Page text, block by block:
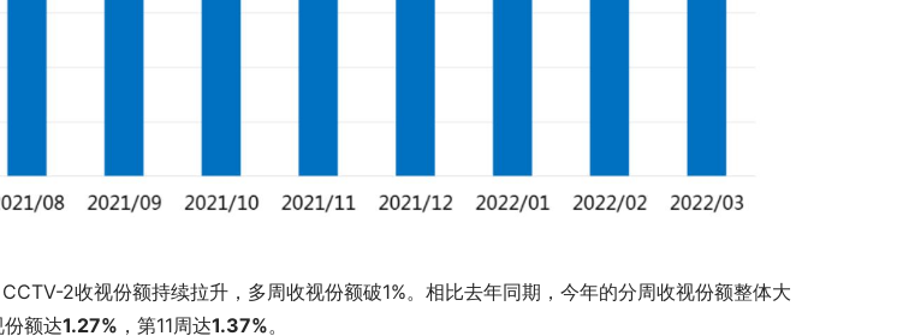
2收视份额持续拉升，多周收视份额破1%。相比去年同期，今年的分周收视份额整体大
额达1.27% ，第11周达1.37%。